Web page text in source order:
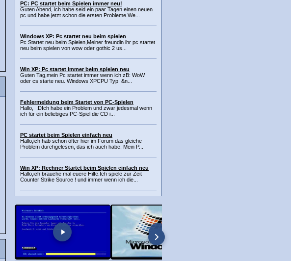
PC: PC startet beim Spielen immer neu!
Guten Abend, ich habe seid ein paar Tagen einen neuen
pc und habe jetzt schon die ersten Probleme.We...
Windows XP: Pc startet neu beim spielen
Pc Startet neu beim Spielen,Meiner freundin ihr pc startet
neu beim spielen von wow oder gothic 2 us...
Win XP: Pc startet immer beim spielen neu
Guten Tag,mein Pc startet immer wenn ich zB: WoW
oder cs starte neu. Windows XPCPU Typ &n...
Fehlermeldung beim Startet von PC-Spielen
Hallo, :DIch habe ein Problem und zwar jedesmal wenn
ich für ein beliebiges PC-Spiel die CD i...
PC startet beim Spielen einfach neu
Hallo,ich hab schon öfter hier im Forum das gleiche
Problem durchgelesen, das ich auch habe. Mein P...
Win XP: Rechner Startet beim Spielen einfach neu
Hallo,ich brauche mal euere Hilfe.Ich spiele zur Zeit
Counter Strike Source ! und immer wenn ich die...